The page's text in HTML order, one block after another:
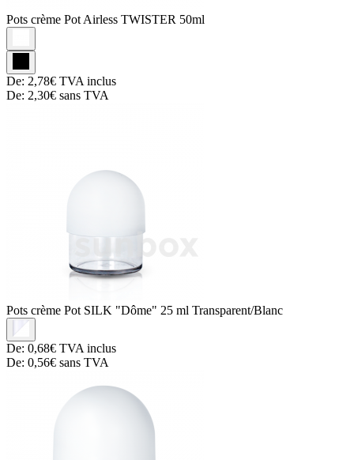
Pots crème Pot Airless TWISTER 50ml
De: 2,78€ TVA inclus
De: 2,30€ sans TVA
Pots crème Pot SILK "Dôme" 25 ml Transparent/Blanc
De: 0,68€ TVA inclus
De: 0,56€ sans TVA